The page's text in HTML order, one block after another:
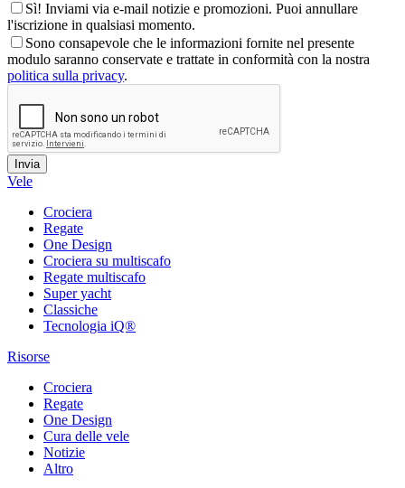
Sì! Inviami via e-mail notizie e promozioni. Puoi annullare
l'iscrizione in qualsiasi momento.
Sono consapevole che le informazioni fornite nel presente
modulo saranno conservate e trattate in conformità con la nostra
politica sulla privacy.
Vele
Crociera
Regate
One Design
Crociera su multiscafo
Regate multiscafo
Super yacht
Classiche
Tecnologia iQ®
Risorse
Crociera
Regate
One Design
Cura delle vele
Notizie
Altro